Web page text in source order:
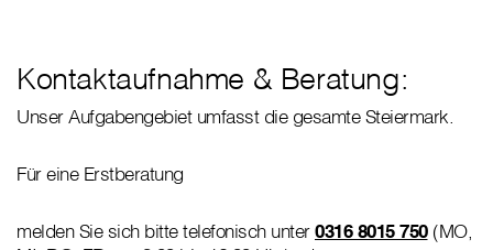
Kontaktaufnahme & Beratung:
Unser Aufgabengebiet umfasst die gesamte Steiermark.
Für eine Erstberatung
melden Sie sich bitte telefonisch unter 0316 8015 750(MO,